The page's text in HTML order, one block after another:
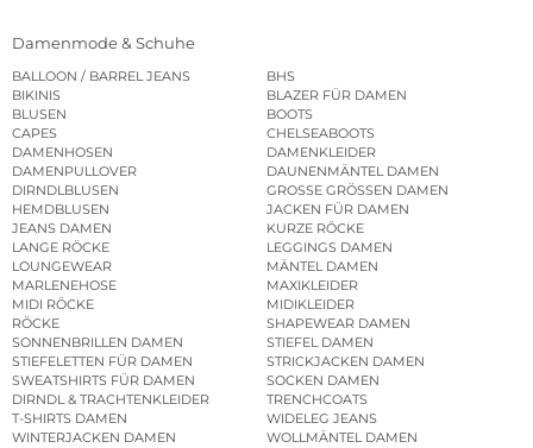
Damenmode & Schuhe
BALLOON / BARREL JEANS
BHS
BIKINIS
BLAZER FÜR DAMEN
BLUSEN
BOOTS
CAPES
CHELSEABOOTS
DAMENHOSEN
DAMENKLEIDER
DAMENPULLOVER
DAUNENMÄNTEL DAMEN
DIRNDLBLUSEN
GROSSE GRÖSSEN DAMEN
HEMDBLUSEN
JACKEN FÜR DAMEN
JEANS DAMEN
KURZE RÖCKE
LANGE RÖCKE
LEGGINGS DAMEN
LOUNGEWEAR
MÄNTEL DAMEN
MARLENEHOSE
MAXIKLEIDER
MIDI RÖCKE
MIDIKLEIDER
RÖCKE
SHAPEWEAR DAMEN
SONNENBRILLEN DAMEN
STIEFEL DAMEN
STIEFELETTEN FÜR DAMEN
STRICKJACKEN DAMEN
SWEATSHIRTS FÜR DAMEN
SOCKEN DAMEN
DIRNDL & TRACHTENKLEIDER
TRENCHCOATS
T-SHIRTS DAMEN
WIDELEG JEANS
WINTERJACKEN DAMEN
WOLLMÄNTEL DAMEN